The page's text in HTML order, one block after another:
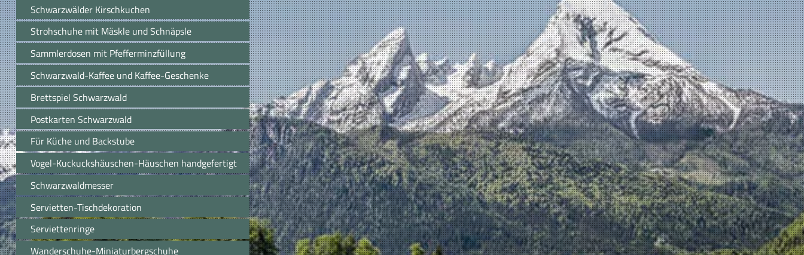
Schwarzwälder Kirschkuchen
Strohschuhe mit Mäskle und Schnäpsle
Sammlerdosen mit Pfefferminzfüllung
Schwarzwald-Kaffee und Kaffee-Geschenke
Brettspiel Schwarzwald
Postkarten Schwarzwald
Für Küche und Backstube
Vogel-Kuckuckshäuschen-Häuschen handgefertigt
Schwarzwaldmesser
Servietten-Tischdekoration
Serviettenringe
Wanderschuhe-Miniaturbergschuhe